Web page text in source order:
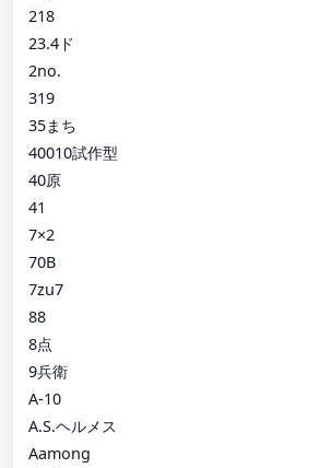
218
23.4ド
2no.
319
35まち
40010試作型
40原
41
7×2
70B
7zu7
88
8点
9兵衛
A-10
A.S.ヘルメス
Aamong